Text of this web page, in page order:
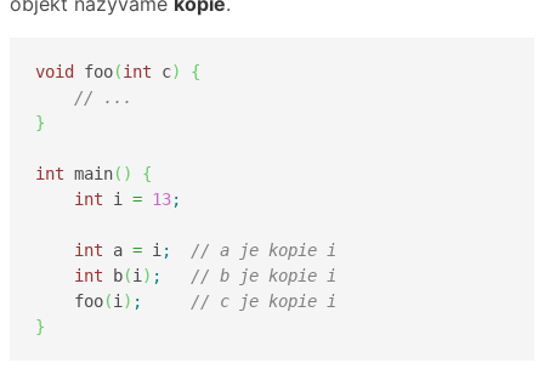
void foo(int c)
{
// ...
}
int main( )
{
int i = 13;
int a = i ;
// a je kopie i
int b(i ) ;
// b je kopie i
    foo
(i ) ;
// c je kopie i
}